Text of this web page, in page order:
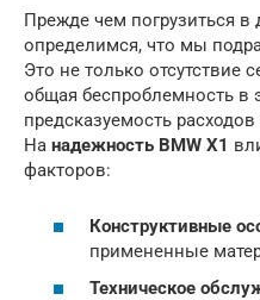
Прежде чем погрузиться в
определимся, что мы
Это не только отсутствие
общая беспроблемность в
предсказуемость
На надежность BMW X1
факторов:
Конструктивные
примененные
Техническое